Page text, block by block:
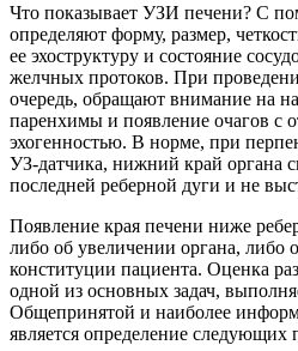
Что показывает УЗИ печени? С
определяют форму, размер,
ее эхоструктуру и состояние
желчных протоков. При
очередь, обращают внимание на
паренхимы и появление очагов с
эхогенностью. В норме, при
УЗ-датчика, нижний край органа
последней реберной дуги и не
Появление края печени ниже
либо об увеличении органа, либо
конституции пациента. Оценка
одной из основных задач,
Общепринятой и наиболее
является определение следующих